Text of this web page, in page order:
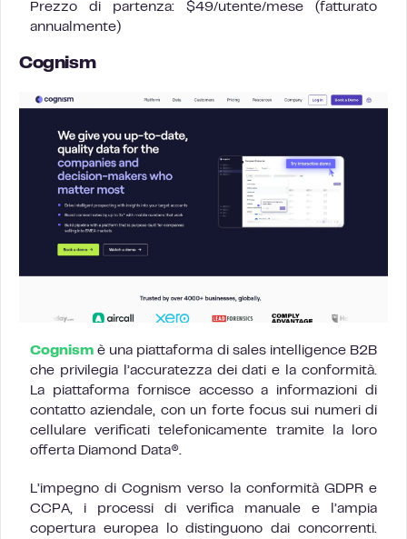
Prezzo di partenza: $49/utente/mese (fatturato
annualmente)
Cognism
Cognism è una piattaforma di sales intelligence B2B
che privilegia l’accuratezza dei dati e la conformità.
La piattaforma fornisce accesso a informazioni di
contatto aziendale, con un forte focus sui numeri di
cellulare verificati telefonicamente tramite la loro
offerta Diamond Data®.
L’impegno di Cognism verso la conformità GDPR e
CCPA, i processi di verifica manuale e l’ampia
copertura europea lo distinguono dai concorrenti.